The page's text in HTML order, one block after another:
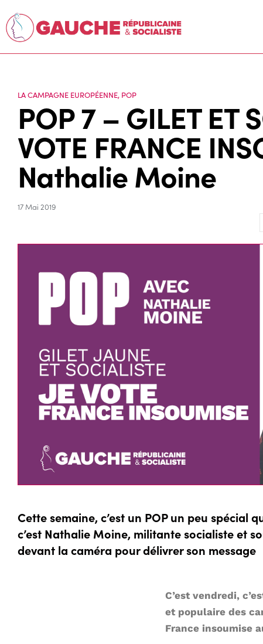
LA CAMPAGNE EUROPÉENNE, POP
POP 7 – GILET ET
VOTE FRANCE
Nathalie Moine
17 Mai 2019
Cette semaine, c’est un POP un peu spécial
c’est Nathalie Moine, militante socialiste et
devant la caméra pour délivrer son message
C’est vendredi,
et populaire des
France insoumise